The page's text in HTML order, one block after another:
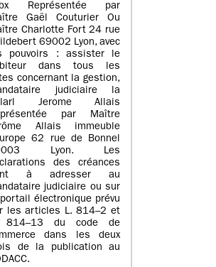
Représentée par
Gaël Couturier Ou
Charlotte Fort 24 rue
69002 Lyon, avec
pouvoirs : assister le
dans tous les
concernant la gestion,
judiciaire la
Jerome Allais
par Maître
Allais immeuble
62 rue de Bonnel
Lyon. Les
des créances
à adresser au
judiciaire ou sur
électronique prévu
les articles L. 814–2 et
814–13 du code de
dans les deux
de la publication au